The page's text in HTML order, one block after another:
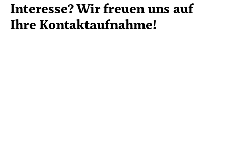
Interesse? Wir freuen uns auf
Ihre Kontaktaufnahme!